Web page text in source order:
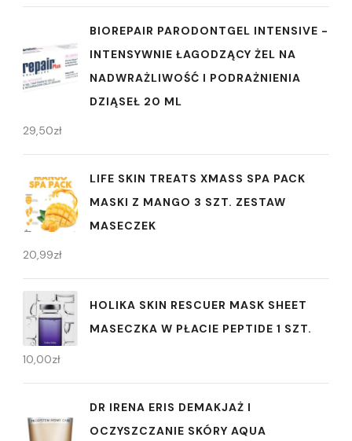
BIOREPAIR PARODONTGEL INTENSIVE -
INTENSYWNIE ŁAGODZĄCY ŻEL NA
NADWRAŻLIWOŚĆ I PODRAŻNIENIA
DZIĄSEŁ 20 ML
29,50zł
LIFE SKIN TREATS XMASS SPA PACK
MASKI Z MANGO 3 SZT. ZESTAW
MASECZEK
20,99zł
HOLIKA SKIN RESCUER MASK SHEET
MASECZKA W PŁACIE PEPTIDE 1 SZT.
10,00zł
DR IRENA ERIS DEMAKJAŻ I
OCZYSZCZANIE SKÓRY AQUA